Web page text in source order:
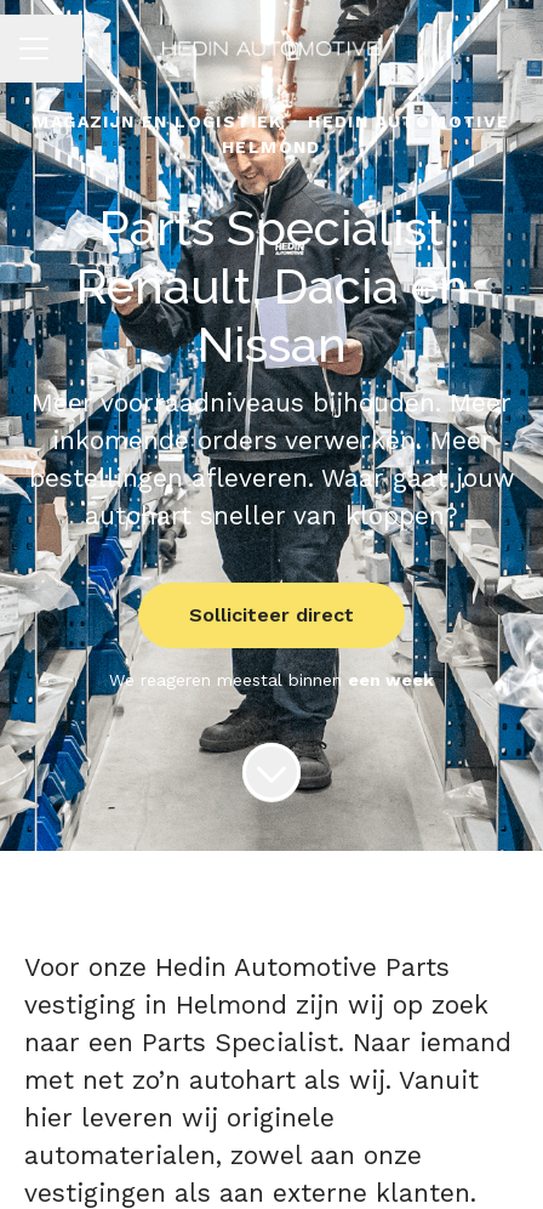
CARRIÈREMENU
Pagina delen
MAGAZIJN EN LOGISTIEK · HEDIN AUTOMOTIVE
HELMOND
Parts Specialist
Renault, Dacia en
Nissan
Meer voorraadniveaus bijhouden. Meer
inkomende orders verwerken. Meer
bestellingen afleveren. Waar gaat jouw
autohart sneller van kloppen?
Solliciteer direct
We reageren meestal binnen een week
Voor onze Hedin Automotive Parts
vestiging in Helmond zijn wij op zoek
naar een Parts Specialist. Naar iemand
met net zo’n autohart als wij. Vanuit
hier leveren wij originele
automaterialen, zowel aan onze
vestigingen als aan externe klanten.